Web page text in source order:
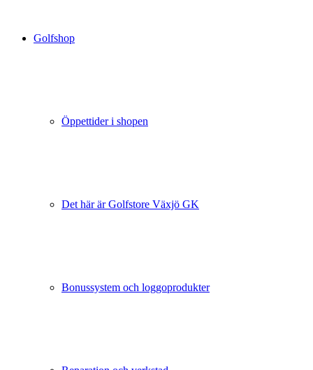
Golfshop
Öppettider i shopen
Det här är Golfstore Växjö GK
Bonussystem och loggoprodukter